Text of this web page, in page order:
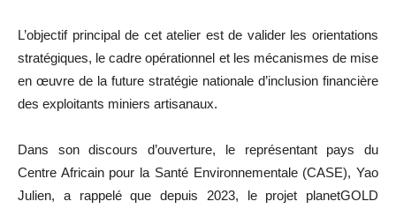
L’objectif principal de cet atelier est de valider les orientations
stratégiques, le cadre opérationnel et les mécanismes de mise
en œuvre de la future stratégie nationale d’inclusion financière
des exploitants miniers artisanaux.
Dans son discours d’ouverture, le représentant pays du
Centre Africain pour la Santé Environnementale (CASE), Yao
Julien, a rappelé que depuis 2023, le projet planetGOLD